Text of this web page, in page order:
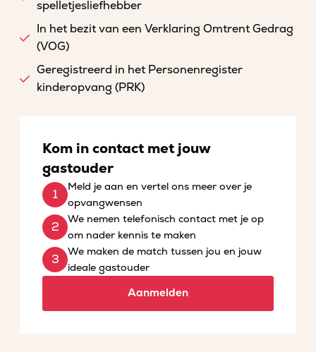
spelletjesliefhebber
In het bezit van een Verklaring Omtrent Gedrag
(VOG)
Geregistreerd in het Personenregister
kinderopvang (PRK)
Kom in contact met jouw
gastouder
Meld je aan en vertel ons meer over je
opvangwensen
We nemen telefonisch contact met je op
om nader kennis te maken
We maken de match tussen jou en jouw
ideale gastouder
Aanmelden